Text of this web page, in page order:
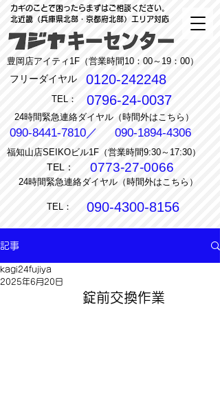
カギのことで困ったらまずはご相談ください。
北近畿（兵庫県北部・京都府北部）エリア対応
豊岡店アイティ1F（営業時間10：00～19：00）
TEL：
0796-24-0037
24時間緊急連絡ダイヤル（時間外はこちら）
090-8441-7810／ 090-1894-4306
福知山店SEIKOビル1F（営業時間9:30～17:30）
24時間緊急連絡ダイヤル（時間外はこちら）
090-4300-8156
TEL：
フリーダイヤル 0120-242248
0773-27-0066
TEL：
記事
錠前交換作業
kagi24fujiya
2025年6月20日